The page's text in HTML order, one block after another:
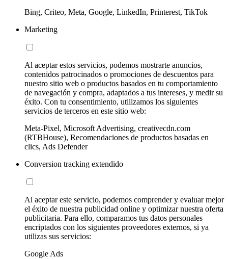
Bing, Criteo, Meta, Google, LinkedIn, Printerest, TikTok
Marketing
Al aceptar estos servicios, podemos mostrarte anuncios,
contenidos patrocinados o promociones de descuentos para
nuestro sitio web o productos basados en tu comportamiento
de navegación y compra, adaptados a tus intereses, y medir su
éxito. Con tu consentimiento, utilizamos los siguientes
servicios de terceros en este sitio web:
Meta-Pixel, Microsoft Advertising, creativecdn.com
(RTBHouse), Recomendaciones de productos basadas en
clics, Ads Defender
Conversion tracking extendido
Al aceptar este servicio, podemos comprender y evaluar mejor
el éxito de nuestra publicidad online y optimizar nuestra oferta
publicitaria. Para ello, comparamos tus datos personales
encriptados con los siguientes proveedores externos, si ya
utilizas sus servicios:
Google Ads